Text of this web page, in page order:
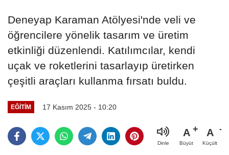
Deneyap Karaman Atölyesi'nde veli ve
öğrencilere yönelik tasarım ve üretim
etkinliği düzenlendi. Katılımcılar, kendi
uçak ve roketlerini tasarlayıp üretirken
çeşitli araçları kullanma fırsatı buldu.
EĞITIM 17 Kasım 2025 - 10:20
Dinle
A
Büyüt
A
Küçült